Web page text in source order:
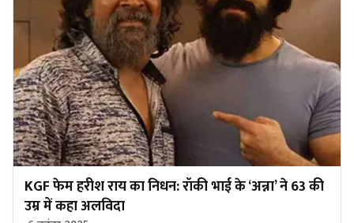
KGF फेम हरीश राय का निधन: रॉकी भाई के ‘अन्ना’ ने 63 की
उम्र में कहा अलविदा